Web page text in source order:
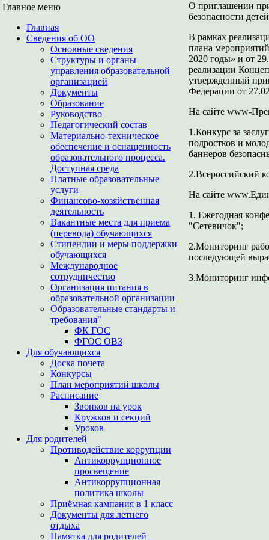
Главное меню
Главная
Сведения об ОО
Основные сведения
Структуры и органы
управления образовательной
организацией
Документы
Образование
Руководство
Педагогический состав
Материально-техническое
обеспечение и оснащенность
образовательного процесса.
Доступная среда
Платные образовательные
услуги
Финансово-хозяйственная
деятельность
Вакантные места для приема
(перевода) обучающихся
Стипендии и меры поддержки
обучающихся
Международное
сотрудничество
Организация питания в
образовательной организации
Образовательные стандарты и
требования"
ФК ГОС
ФГОС ОВЗ
Для обучающихся
Доска почета
Конкурсы
План мероприятий школы
Расписание
Звонков на урок
Кружков и секций
Уроков
Для родителей
Противодействие коррупции
Антикоррупционное
просвещение
Антикоррупционная
политика школы
Приёмная кампания в 1 класс
Документы для летнего
отдыха
Памятка для родителей
О приглашении
безопасности
В рамках
плана
2020 годы» и от
реализации
утвержденный
Федерации от
На сайте www-
1.Конкурс за
подростков и
баннеров
2.Всероссийский
На сайте
1. Ежегодная
"Сетевичок";
2.Мониторинг
последующей
3.Мониторинг